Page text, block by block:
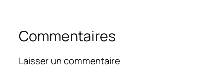
Commentaires
Laisser un commentaire